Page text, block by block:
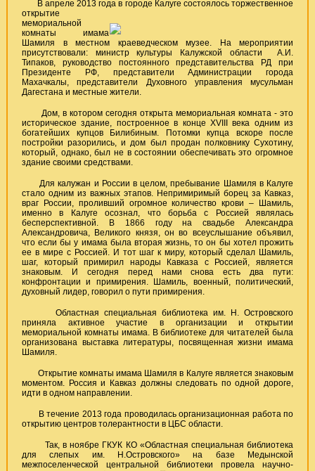
В апреле 2013 года в городе Калуге состоялось торжественное
открытие
мемориальной
комнаты имама
Шамиля в местном краеведческом музее. На мероприятии
присутствовали: министр культуры Калужской области А.И.
Типаков, руководство постоянного представительства РД при
Президенте РФ, представители Администрации города
Махачкалы, представители Духовного управления мусульман
Дагестана и местные жители.
Дом, в котором сегодня открыта мемориальная комната - это
историческое здание, построенное в конце XVIII века одним из
богатейших купцов Билибиным. Потомки купца вскоре после
постройки разорились, и дом был продан полковнику Сухотину,
который, однако, был не в состоянии обеспечивать это огромное
здание своими средствами.
Для калужан и России в целом, пребывание Шамиля в Калуге
стало одним из важных этапов. Непримиримый борец за Кавказ,
враг России, проливший огромное количество крови – Шамиль,
именно в Калуге осознал, что борьба с Россией являлась
бесперспективной. В 1866 году на свадьбе Александра
Александровича, Великого князя, он во всеуслышание объявил,
что если бы у имама была вторая жизнь, то он бы хотел прожить
ее в мире с Россией. И тот шаг к миру, который сделал Шамиль,
шаг, который примирил народы Кавказа с Россией, является
знаковым. И сегодня перед нами снова есть два пути:
конфронтации и примирения. Шамиль, военный, политический,
духовный лидер, говорил о пути примирения.
Областная специальная библиотека им. Н. Островского
приняла активное участие в организации и открытии
мемориальной комнаты имама. В библиотеке для читателей была
организована выставка литературы, посвященная жизни имама
Шамиля.
Открытие комнаты имама Шамиля в Калуге является знаковым
моментом. Россия и Кавказ должны следовать по одной дороге,
идти в одном направлении.
В течение 2013 года проводилась организационная работа по
открытию центров толерантности в ЦБС области.
Так, в ноябре ГКУК КО «Областная специальная библиотека
для слепых им. Н.Островского» на базе Медынской
межпоселенческой центральной библиотеки провела научно-